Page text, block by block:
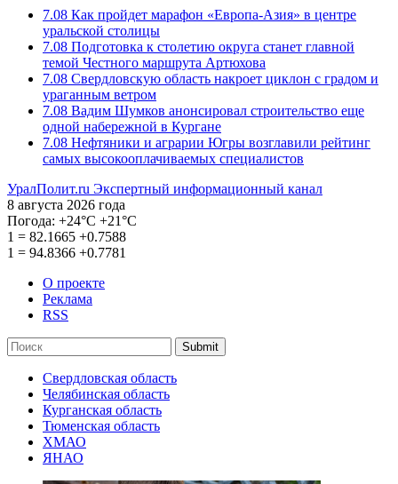
7.08 Как пройдет марафон «Европа-Азия» в центре
уральской столицы
7.08 Подготовка к столетию округа станет главной
темой Честного маршрута Артюхова
7.08 Свердловскую область накроет циклон с градом и
ураганным ветром
7.08 Вадим Шумков анонсировал строительство еще
одной набережной в Кургане
7.08 Нефтяники и аграрии Югры возглавили рейтинг
самых высокооплачиваемых специалистов
УралПолит.ru Экспертный информационный канал
8 августа 2026 года
Погода: +24°С +21°С
1 = 82.1665 +0.7588
1 = 94.8366 +0.7781
О проекте
Реклама
RSS
Submit
Свердловская область
Челябинская область
Курганская область
Тюменская область
ХМАО
ЯНАО